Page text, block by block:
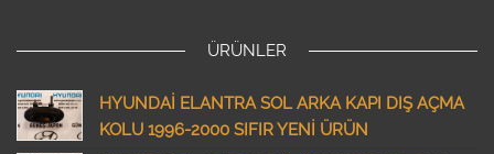
ÜRÜNLER
HYUNDAİ ELANTRA SOL ARKA KAPI DIŞ AÇMA
KOLU 1996-2000 SIFIR YENİ ÜRÜN